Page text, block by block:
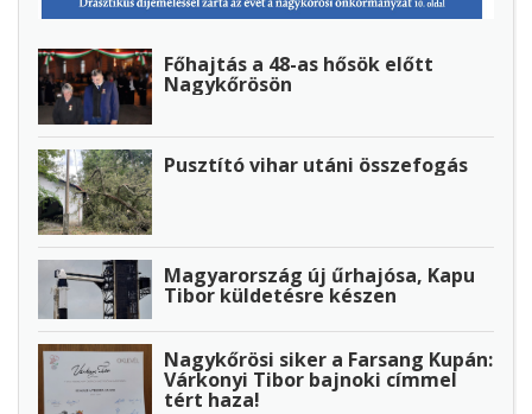
Főhajtás a 48-as hősök előtt
Nagykőrösön
Pusztító vihar utáni összefogás
Magyarország új űrhajósa, Kapu
Tibor küldetésre készen
Nagykőrösi siker a Farsang Kupán:
Várkonyi Tibor bajnoki címmel
tért haza!